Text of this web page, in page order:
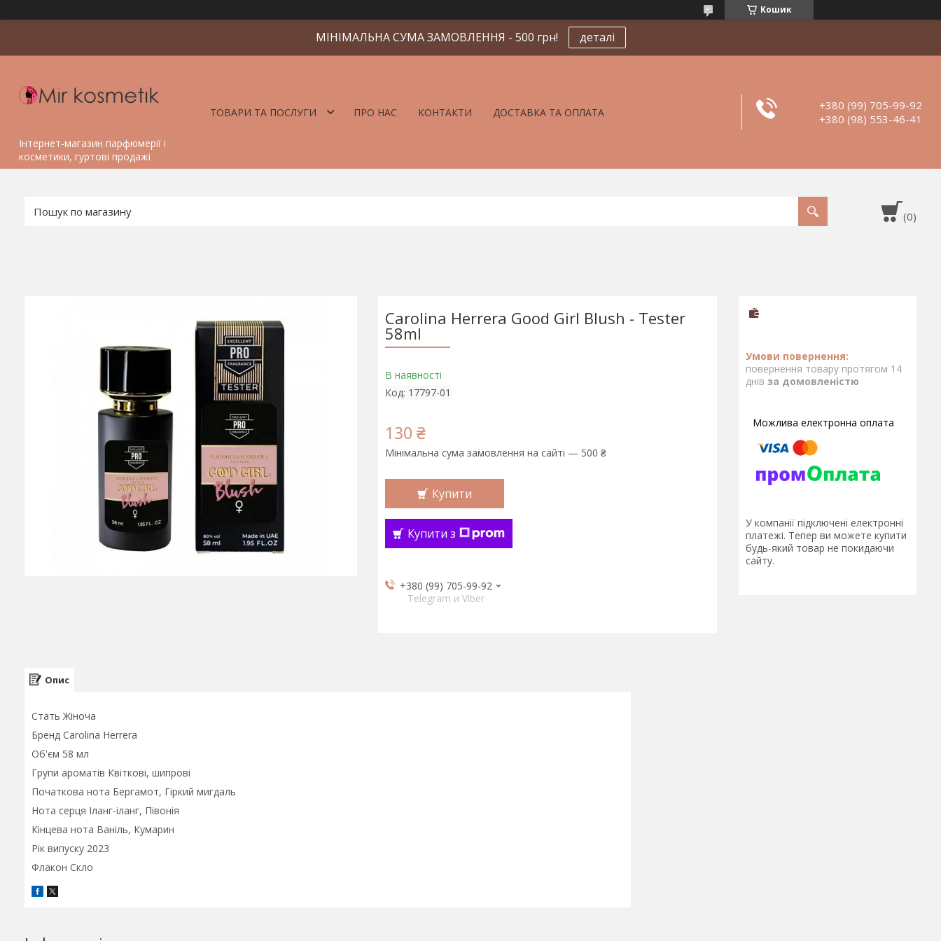
Кошик
МІНІМАЛЬНА СУМА ЗАМОВЛЕННЯ - 500 грн! деталі
Інтернет-магазин парфюмерії і
косметики, гуртові продажі
ТОВАРИ ТА ПОСЛУГИ ПРО НАС КОНТАКТИ ДОСТАВКА ТА ОПЛАТА
+380 (99) 705-99-92
+380 (98) 553-46-41
Carolina Herrera Good Girl Blush - Tester
58ml
В наявності
Код: 17797-01
130 ₴
Мінімальна сума замовлення на сайті — 500 ₴
Купити
Купити з
+380 (99) 705-99-92
Telegram и Viber
повернення товару протягом 14
днів за домовленістю
У компанії підключені електронні
платежі. Тепер ви можете купити
будь-який товар не покидаючи
сайту.
Опис
Стать Жіноча
Бренд Carolina Herrera
Об'єм 58 мл
Групи ароматів Квіткові, шипрові
Початкова нота Бергамот, Гіркий мигдаль
Нота серця Іланг-іланг, Півонія
Кінцева нота Ваніль, Кумарин
Рік випуску 2023
Флакон Скло